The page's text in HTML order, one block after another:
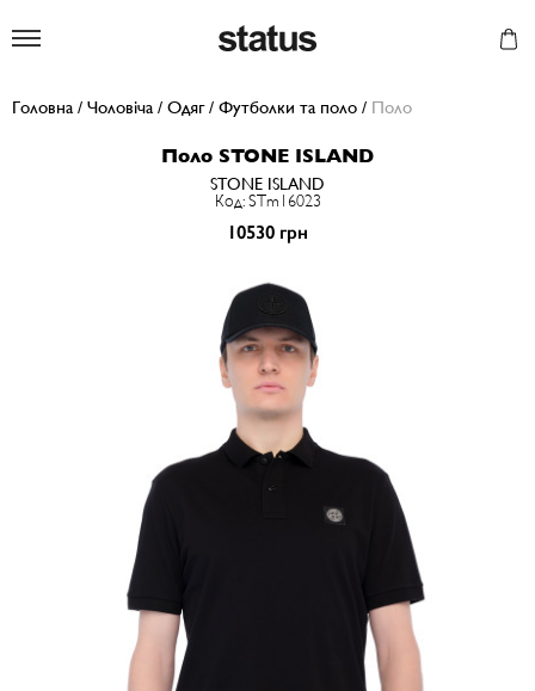
Головна / Чоловіча / Одяг/ Футболки та поло / Поло
Поло STONE ISLAND
STONE ISLAND
Код: STm16023
10530 грн